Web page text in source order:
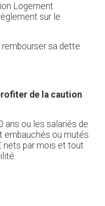
Logement
sur le
rembourser sa dette
de la caution
ans ou les salariés de
embauchés ou mutés
nets par mois et tout